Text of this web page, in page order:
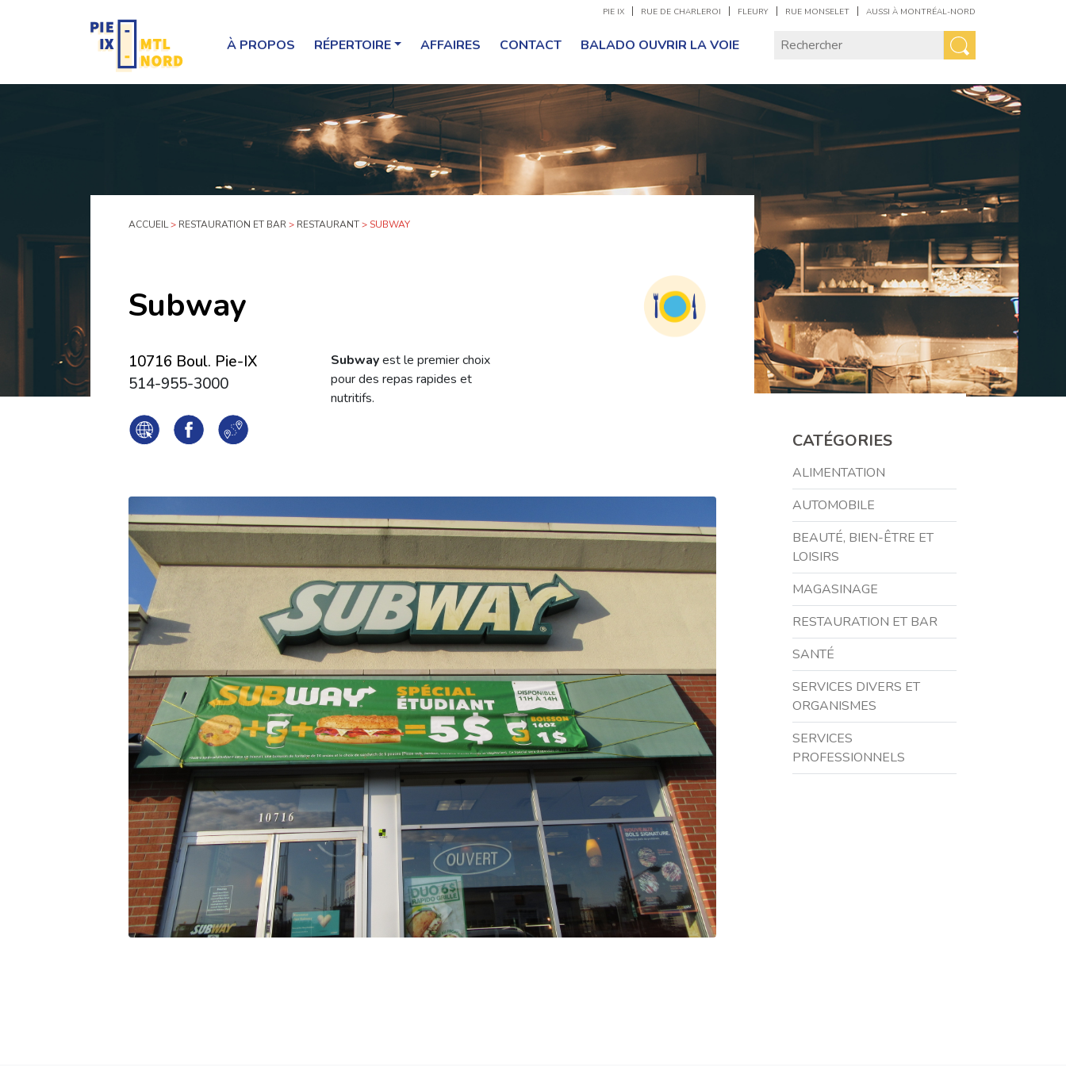
PIE IX RUE DE CHARLEROI FLEURY RUE MONSELET AUSSI À MONTRÉAL-NORD
À PROPOS RÉPERTOIRE AFFAIRES CONTACT BALADO OUVRIR LA VOIE
ACCUEIL> RESTAURATION ET BAR> RESTAURANT>SUBWAY
Subway
10716 Boul. Pie-IX
514-955-3000
Subwayest le premier choix
pour des repas rapides et
nutritifs.
CATÉGORIES
ALIMENTATION
AUTOMOBILE
BEAUTÉ, BIEN-ÊTRE ET
LOISIRS
MAGASINAGE
RESTAURATION ET BAR
SANTÉ
SERVICES DIVERS ET
ORGANISMES
SERVICES
PROFESSIONNELS